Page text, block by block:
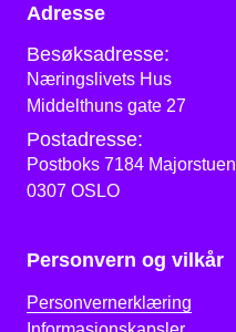
Adresse
Besøksadresse:
Næringslivets Hus
Middelthuns gate 27
Postadresse:
Postboks 7184 Majorstuen
0307 OSLO
Personvern og vilkår
Personvernerklæring